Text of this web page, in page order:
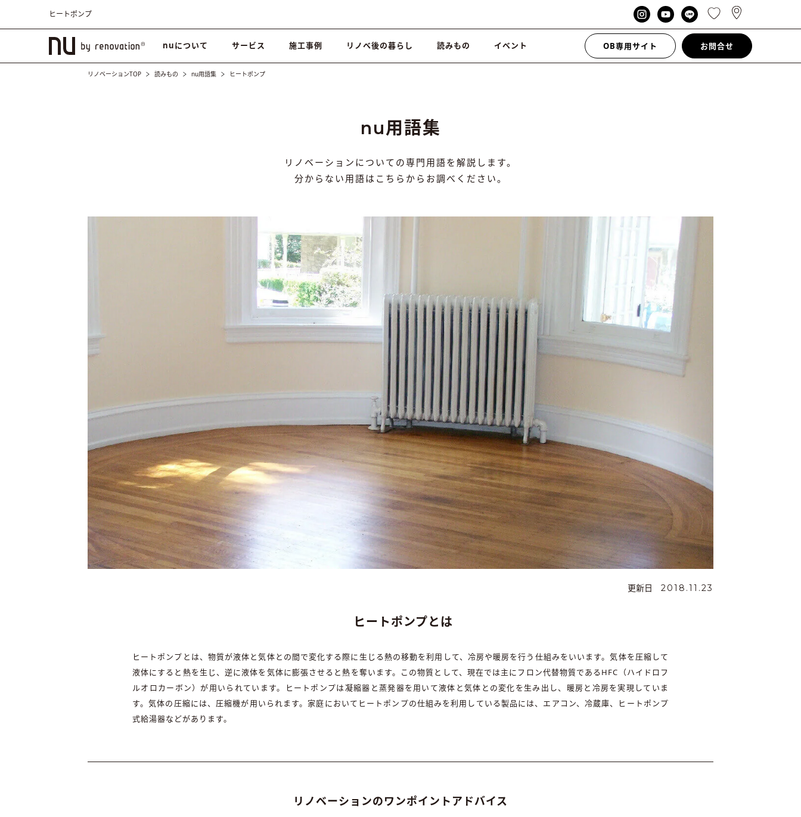
ヒートポンプ
nuについて サービス 施工事例 リノベ後の暮らし 読みもの イベント OB専用サイト お問合せ
リノベーションTOP 読みもの nu用語集 ヒートポンプ
nu用語集
リノベーションについての専門用語を解説します。
分からない用語はこちらからお調べください。
更新日 2018.11.23
ヒートポンプとは
ヒートポンプとは、物質が液体と気体との間で変化する際に生じる熱の移動を利用して、冷房や暖房を行う仕組みをいいます。気体を圧縮して
液体にすると熱を生じ、逆に液体を気体に膨張させると熱を奪います。この物質として、現在では主にフロン代替物質であるHFC（ハイドロフ
ルオロカーボン）が用いられています。ヒートポンプは凝縮器と蒸発器を用いて液体と気体との変化を生み出し、暖房と冷房を実現していま
す。気体の圧縮には、圧縮機が用いられます。家庭においてヒートポンプの仕組みを利用している製品には、エアコン、冷蔵庫、ヒートポンプ
式給湯器などがあります。
リノベーションのワンポイントアドバイス